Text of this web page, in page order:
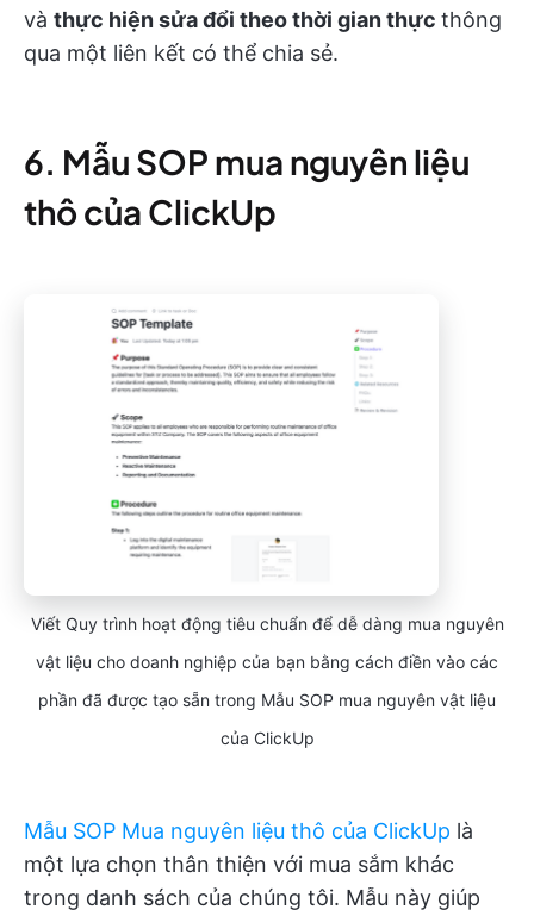
và thực hiện sửa đổi theo thời gian thực thông
qua một liên kết có thể chia sẻ.
6. Mẫu SOP mua nguyên liệu
thô của ClickUp
Viết Quy trình hoạt động tiêu chuẩn để dễ dàng mua nguyên
vật liệu cho doanh nghiệp của bạn bằng cách điền vào các
phần đã được tạo sẵn trong Mẫu SOP mua nguyên vật liệu
của ClickUp
Mẫu SOP Mua nguyên liệu thô của ClickUp là
một lựa chọn thân thiện với mua sắm khác
trong danh sách của chúng tôi. Mẫu này giúp